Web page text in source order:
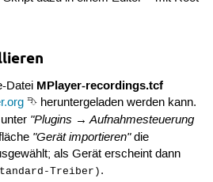
Datei MPlayer-recordings.tcf
⮷ heruntergeladen werden kann.
"Plugins → Aufnahmesteuerung
"Gerät importieren"die
als Gerät erscheint dann
Treiber) .